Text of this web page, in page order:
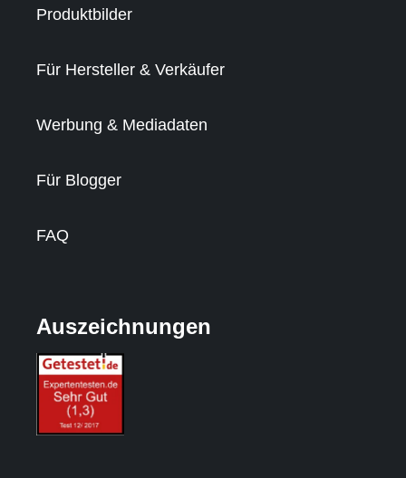
Produktbilder
Für Hersteller & Verkäufer
Werbung & Mediadaten
Für Blogger
FAQ
Auszeichnungen